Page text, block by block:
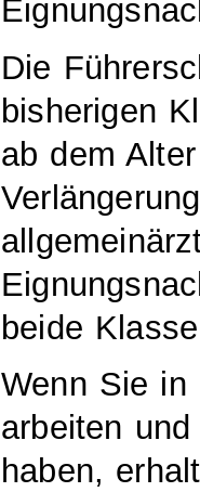
Eignungs
Die
bisherigen
ab dem
beide
Wenn Sie in
arbeiten
haben,